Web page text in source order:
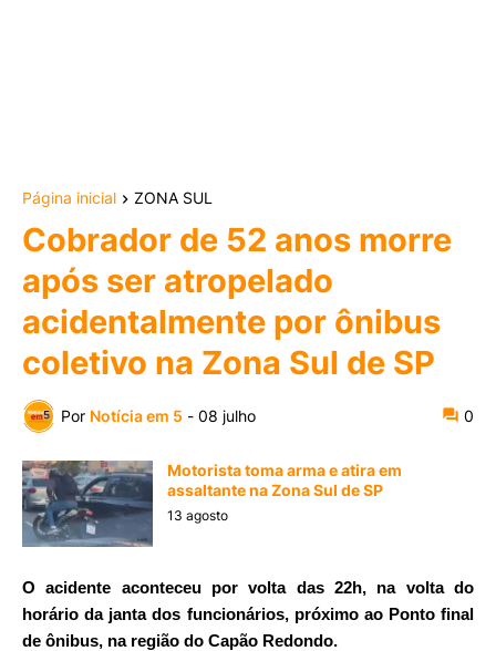
Página inicial ZONA SUL
Cobrador de 52 anos morre
após ser atropelado
acidentalmente por ônibus
coletivo na Zona Sul de SP
Por Notícia em 5 - 08 julho 0
Motorista toma arma e atira em
assaltante na Zona Sul de SP
13 agosto
O acidente aconteceu por volta das 22h, na volta do
horário da janta dos funcionários, próximo ao Ponto final
de ônibus, na região do Capão Redondo.